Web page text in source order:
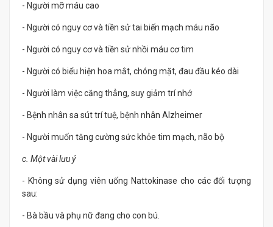
- Người mỡ máu cao
- Người có nguy cơ và tiền sử tai biến mạch máu não
- Người có nguy cơ và tiền sử nhồi máu cơ tim
- Người có biểu hiện hoa mắt, chóng mặt, đau đầu kéo dài
- Người làm việc căng thẳng, suy giảm trí nhớ
- Bệnh nhân sa sút trí tuệ, bệnh nhân Alzheimer
- Người muốn tăng cường sức khỏe tim mạch, não bộ
c. Một vài lưu ý
- Không sử dụng viên uống Nattokinase cho các đối tượng
sau:
- Bà bầu và phụ nữ đang cho con bú.